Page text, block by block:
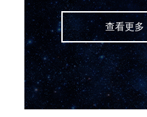
查看更多